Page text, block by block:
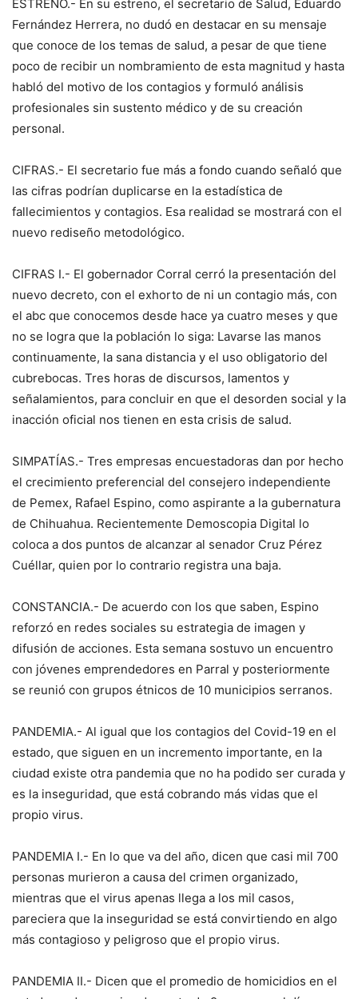
ESTRENO.- En su estreno, el secretario de Salud, Eduardo
Fernández Herrera, no dudó en destacar en su mensaje
que conoce de los temas de salud, a pesar de que tiene
poco de recibir un nombramiento de esta magnitud y hasta
habló del motivo de los contagios y formuló análisis
profesionales sin sustento médico y de su creación
personal.
CIFRAS.- El secretario fue más a fondo cuando señaló que
las cifras podrían duplicarse en la estadística de
fallecimientos y contagios. Esa realidad se mostrará con el
nuevo rediseño metodológico.
CIFRAS I.- El gobernador Corral cerró la presentación del
nuevo decreto, con el exhorto de ni un contagio más, con
el abc que conocemos desde hace ya cuatro meses y que
no se logra que la población lo siga: Lavarse las manos
continuamente, la sana distancia y el uso obligatorio del
cubrebocas. Tres horas de discursos, lamentos y
señalamientos, para concluir en que el desorden social y la
inacción oficial nos tienen en esta crisis de salud.
SIMPATÍAS.- Tres empresas encuestadoras dan por hecho
el crecimiento preferencial del consejero independiente
de Pemex, Rafael Espino, como aspirante a la gubernatura
de Chihuahua. Recientemente Demoscopia Digital lo
coloca a dos puntos de alcanzar al senador Cruz Pérez
Cuéllar, quien por lo contrario registra una baja.
CONSTANCIA.- De acuerdo con los que saben, Espino
reforzó en redes sociales su estrategia de imagen y
difusión de acciones. Esta semana sostuvo un encuentro
con jóvenes emprendedores en Parral y posteriormente
se reunió con grupos étnicos de 10 municipios serranos.
PANDEMIA.- Al igual que los contagios del Covid-19 en el
estado, que siguen en un incremento importante, en la
ciudad existe otra pandemia que no ha podido ser curada y
es la inseguridad, que está cobrando más vidas que el
propio virus.
PANDEMIA I.- En lo que va del año, dicen que casi mil 700
personas murieron a causa del crimen organizado,
mientras que el virus apenas llega a los mil casos,
pareciera que la inseguridad se está convirtiendo en algo
más contagioso y peligroso que el propio virus.
PANDEMIA II.- Dicen que el promedio de homicidios en el